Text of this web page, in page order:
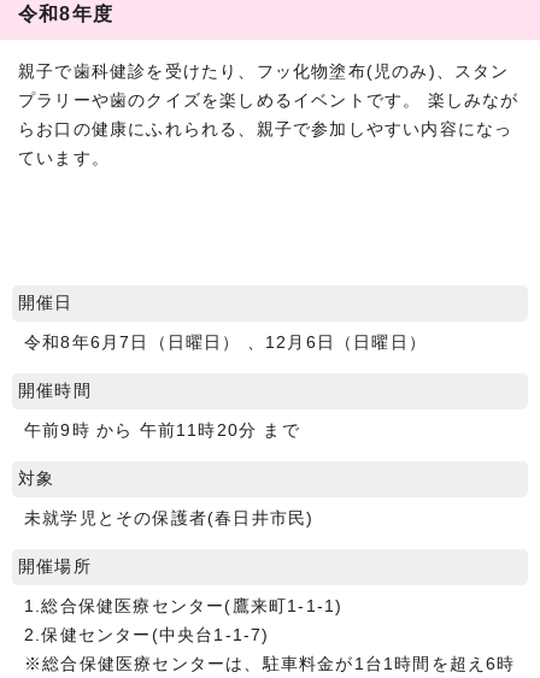
令和8年度
親子で歯科健診を受けたり、フッ化物塗布(児のみ)、スタン
プラリーや歯のクイズを楽しめるイベントです。 楽しみなが
らお口の健康にふれられる、親子で参加しやすい内容になっ
ています。
開催日
令和8年6月7日（日曜日） 、12月6日（日曜日）
開催時間
午前9時 から 午前11時20分 まで
対象
未就学児とその保護者(春日井市民)
開催場所
1.総合保健医療センター(鷹来町1‐1‐1)
2.保健センター(中央台1‐1‐7)
※総合保健医療センターは、駐車料金が1台1時間を超え6時